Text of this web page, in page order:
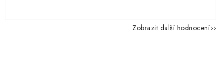
Zobrazit další hodnocení